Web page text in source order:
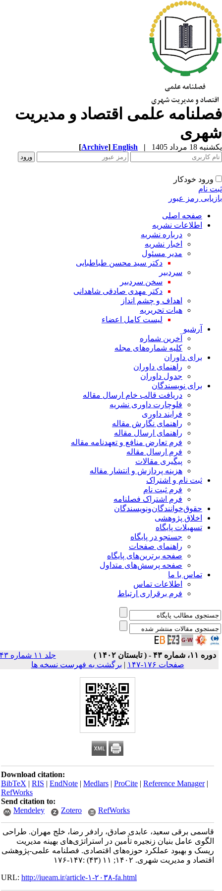
علمی اقتصاد و مدیریت
18 مرداد 1405 |
English
[Archive]
ورود خودکار
نام
رمز عبور
صفحه اصلی
اطلاعات نشریه
درباره نشریه
اخبار نشریه
مدیر مسئول
دکتر سید محسن طباطبایی
سردبیر
سخن سردبیر
دکتر مهدی صادقی شاهدانی
اهداف و چشم انداز
هیات تحریریه
لیست کامل اعضاء
آرشیو
آخرین شماره
کلیه شماره‌های مجله
برای داوران
راهنمای داوران
جدول داوران
برای نویسندگان
دریافت قالب خام ارسال مقاله
فلوچارت داوری نشریه
فرایند داوری
راهنمای نگارش مقاله
راهنمای ارسال مقاله
فرم تعارض منافع و تعهدنامه مقاله
فرم ارسال مقاله
پیگیری مقالات
هزینه پردازش و انتشار مقاله
ثبت نام و اشتراک
فرم ثبت نام
فرم اشتراک فصلنامه
حقوق‌خوانندگان‌و‌نویسندگان
اخلاق پژوهشی
تسهیلات پایگاه
جستجو در پایگاه
راهنمای صفحات
صفحه برترین‌های پایگاه
صفحه پرسش‌های متداول
تماس با ما
اطلاعات تماس
فرم برقراری ارتباط
دوره ۱۱، شماره ۴۳ - ( تابستان ۱۴۰۲ )
جلد ۱۱ شماره ۴۳
صفحات ۱۷۶-۱۴۷
| برگشت به فهرست نسخه ها
Download citation:
BibTeX|RIS|EndNote|Medlars|ProCite|Reference Manager
RefWorks
Send citation to:
Mendeley
Zotero RefWorks
قاسمی برقی سعید، عابدی صادق، رادفر رضا، خلج مهران. طراحی
الگوی عامل بنیان زنجیره تأمین در استراتژی‌های بهینه مدیریت
ریسک و بهبود عملکرد حوزه‌های اقتصادی. فصلنامه علمی-پژوهشی
اقتصاد و مدیریت شهری. ۱۴۰۲; ۱۱ (۴۳) :۱۴۷-۱۷۶
URL:http://iueam.ir/article-۱-۲۰۳۸-fa.html